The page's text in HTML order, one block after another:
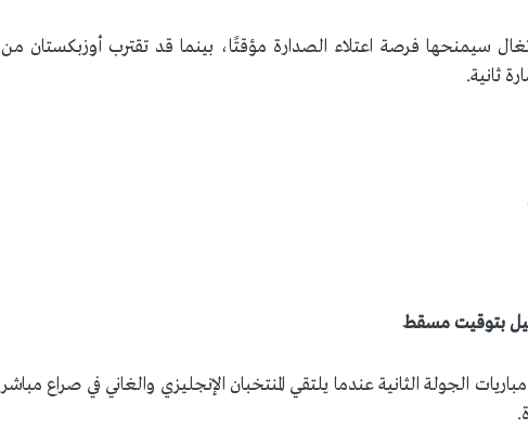
سيمنحها فرصة اعتلاء الصدارة مؤقتًا، بينما قد تقترب أوزبكستان من
ثانية.
الجولة الثانية عندما يلتقي المنتخبان الإنجليزي والغاني في صراع مباشر